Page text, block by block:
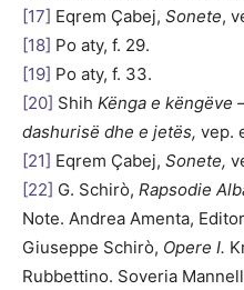
[17] Eqrem Çabej, Sonete,
[18] Po aty, f. 29.
[19] Po aty, f. 33.
[20] Shih Kënga e këngëve
dashurisë dhe e jetës, vep.
[21] Eqrem Çabej, Sonete,
[22] G. Schirò, Rapsodie
Note. Andrea Amenta,
Giuseppe Schirò, Opere I.
Rubbettino. Soveria